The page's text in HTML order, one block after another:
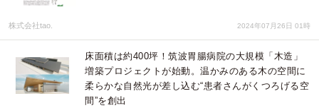
株式会社tao. 2024年07月26日 01時
床面積は約400坪！筑波胃腸病院の大規模「木造」
増築プロジェクトが始動。温かみのある木の空間に
柔らかな自然光が差し込む“患者さんがくつろげる空
間”を創出